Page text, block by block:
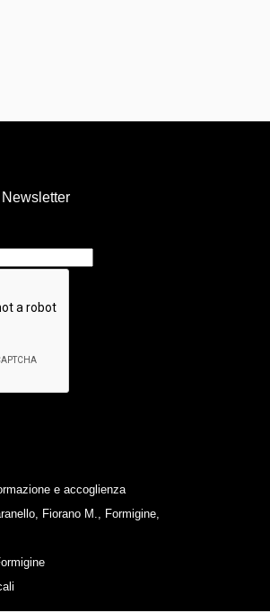
e accoglienza
Fiorano M., Formigine,